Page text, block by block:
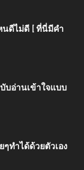
นดีไม่ดี [ ที่นี่มีคำ
บอ่านเข้าใจแบบ
ทำได้ด้วยตัวเอง